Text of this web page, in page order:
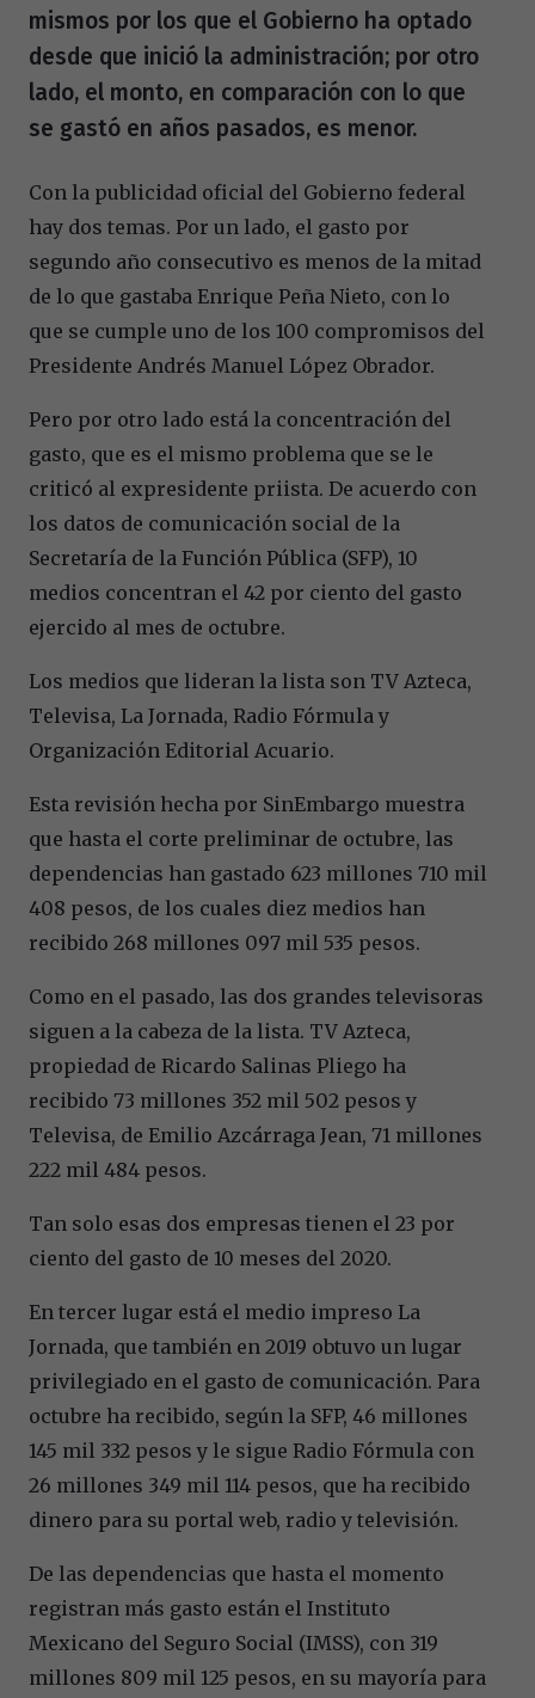
mismos por los que el Gobierno ha optado
desde que inició la administración; por otro
lado, el monto, en comparación con lo que
se gastó en años pasados, es menor.
Con la publicidad oficial del Gobierno federal
hay dos temas. Por un lado, el gasto por
segundo año consecutivo es menos de la mitad
de lo que gastaba Enrique Peña Nieto, con lo
que se cumple uno de los 100 compromisos del
Presidente Andrés Manuel López Obrador.
Pero por otro lado está la concentración del
gasto, que es el mismo problema que se le
criticó al expresidente priista. De acuerdo con
los datos de comunicación social de la
Secretaría de la Función Pública (SFP), 10
medios concentran el 42 por ciento del gasto
ejercido al mes de octubre.
Los medios que lideran la lista son TV Azteca,
Televisa, La Jornada, Radio Fórmula y
Organización Editorial Acuario.
Esta revisión hecha por SinEmbargo muestra
que hasta el corte preliminar de octubre, las
dependencias han gastado 623 millones 710 mil
408 pesos, de los cuales diez medios han
recibido 268 millones 097 mil 535 pesos.
Como en el pasado, las dos grandes televisoras
siguen a la cabeza de la lista. TV Azteca,
propiedad de Ricardo Salinas Pliego ha
recibido 73 millones 352 mil 502 pesos y
Televisa, de Emilio Azcárraga Jean, 71 millones
222 mil 484 pesos.
Tan solo esas dos empresas tienen el 23 por
ciento del gasto de 10 meses del 2020.
En tercer lugar está el medio impreso La
Jornada, que también en 2019 obtuvo un lugar
privilegiado en el gasto de comunicación. Para
octubre ha recibido, según la SFP, 46 millones
145 mil 332 pesos y le sigue Radio Fórmula con
26 millones 349 mil 114 pesos, que ha recibido
dinero para su portal web, radio y televisión.
De las dependencias que hasta el momento
registran más gasto están el Instituto
Mexicano del Seguro Social (IMSS), con 319
millones 809 mil 125 pesos, en su mayoría para